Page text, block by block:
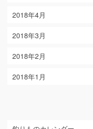
2018年4月
2018年3月
2018年2月
2018年1月